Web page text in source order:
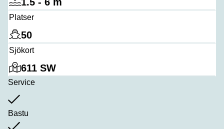
Platser
50
Sjökort
611 SW
Service
Bastu